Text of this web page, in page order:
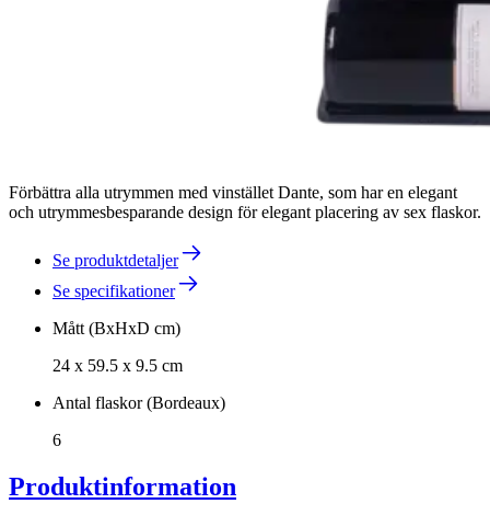
Förbättra alla utrymmen med vinstället Dante, som har en elegant
och utrymmesbesparande design för elegant placering av sex flaskor.
Se produktdetaljer
Se specifikationer
Mått (BxHxD cm)
24 x 59.5 x 9.5 cm
Antal flaskor (Bordeaux)
6
Produktinformation